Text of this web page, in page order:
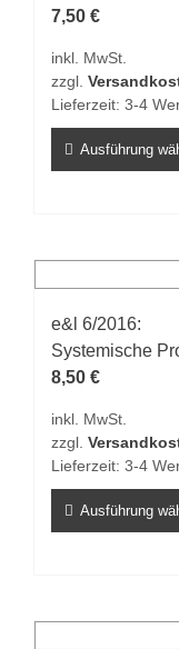
Optionen
auf
der
gewählt
werden
7,50 €
inkl. MwSt.
zzgl.
Lieferzeit: 3-4
Ausführung
Varianten
auf.
Die
Optionen
auf
der
gewählt
werden
e&l 6/2016:
Systemische
8,50 €
inkl. MwSt.
zzgl.
Lieferzeit: 3-4
Ausführung